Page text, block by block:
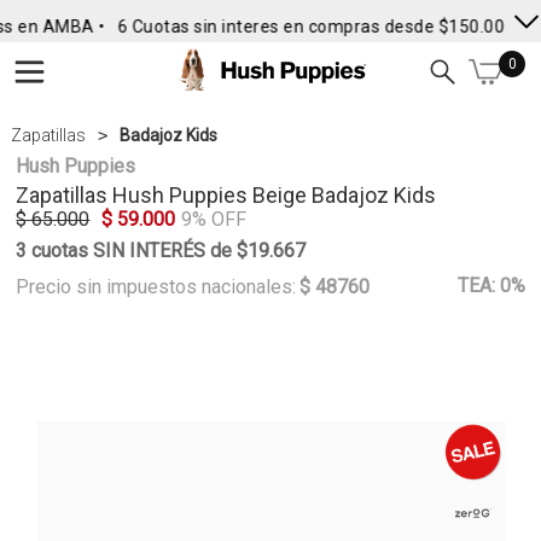
en AMBA • 6 Cuotas sin interes en compras desde $150.000 •
0
Zapatillas Badajoz Kids
Hush Puppies
Zapatillas Hush Puppies Beige Badajoz Kids
$ 65.000 $ 59.000 9% OFF
3 cuotas SIN INTERÉS de $19.667
Precio sin impuestos nacionales: $ 48760 TEA: 0%